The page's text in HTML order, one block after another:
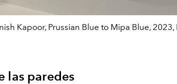
Kapoor, Prussian Blue to Mipa Blue, 2023,
las paredes